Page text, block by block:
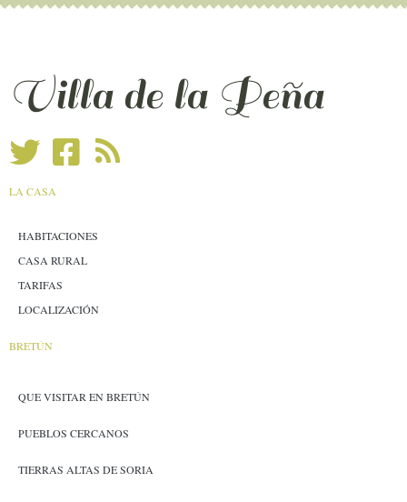
Villa de la Peña
LA CASA
HABITACIONES
CASA RURAL
TARIFAS
LOCALIZACIÓN
BRETÚN
QUE VISITAR EN BRETÚN
PUEBLOS CERCANOS
TIERRAS ALTAS DE SORIA